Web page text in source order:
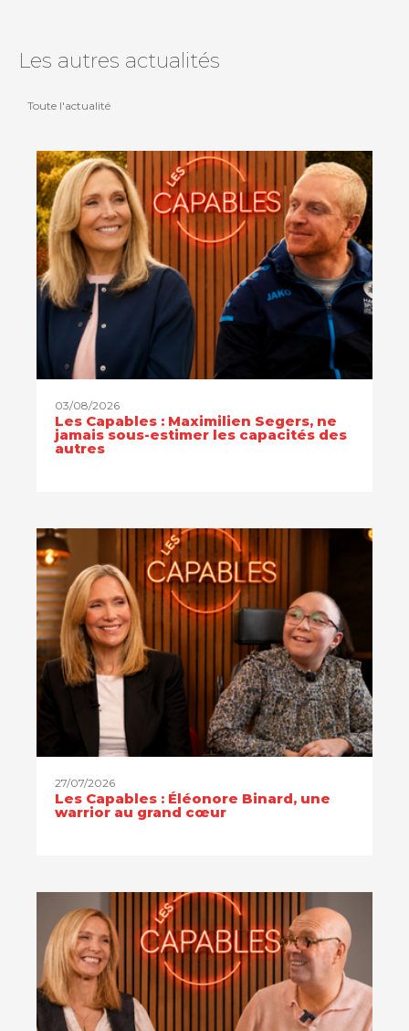
Les autres actualités
Toute l'actualité
03/08/2026
Les Capables : Maximilien Segers, ne
jamais sous-estimer les capacités des
autres
27/07/2026
Les Capables : Éléonore Binard, une
warrior au grand cœur